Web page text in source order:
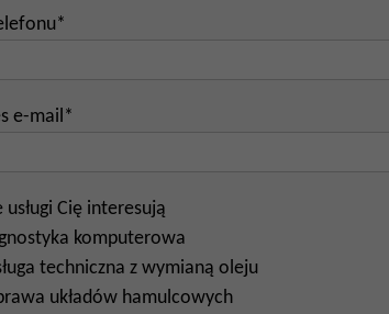
e-mail*
usługi Cię interesują
komputerowa
techniczna z wymianą oleju
układów hamulcowych